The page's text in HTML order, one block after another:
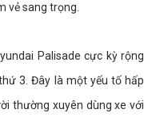
vẻ sang trọng.
Palisade cực kỳ rộng
3. Đây là một yếu tố hấp
thường xuyên dùng xe với